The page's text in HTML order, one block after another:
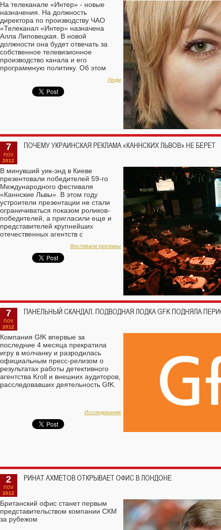
На телеканале «Интер» - новые
назначения. На должность
директора по производству ЧАО
«Телеканал «Интер» назначена
Алла Липовецкая. В новой
должности она будет отвечать за
собственное телевизионное
производство канала и его
программную политику. Об этом
Люди
7
nov
2012
ПОЧЕМУ УКРАИНСКАЯ РЕКЛАМА «КАННСКИХ ЛЬВОВ» НЕ БЕРЕТ
В минувший уик-энд в Киеве
презентовали победителей 59-го
Международного фестиваля
«Каннские Львы». В этом году
устроители презентации не стали
ограничиваться показом роликов-
победителей, а пригласили еще и
представителей крупнейших
отечественных агентств с
Фестивали рекламы
7
nov
2012
ПАНЕЛЬНЫЙ СКАНДАЛ. ПОДВОДНАЯ ЛОДКА GFK ПОДНЯЛА
Компания GfK впервые за
последние 4 месяца прекратила
игру в молчанку и разродилась
официальным пресс-релизом о
результатах работы детективного
агентства Kroll и внешних аудиторов,
расследовавших деятельность GfK.
Исследования
2
nov
2012
РИНАТ АХМЕТОВ ОТКРЫВАЕТ ОФИС В ЛОНДОНЕ
Британский офис станет первым
представительством компании СКМ
за рубежом